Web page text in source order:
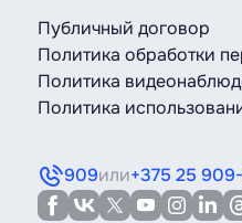
Публичный договор
Политика обработки
Политика
Политика
909или+375 25